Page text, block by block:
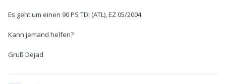
Es geht um einen 90 PS TDI (ATL), EZ 05/2004
Kann jemand helfen?
Gruß Dejad